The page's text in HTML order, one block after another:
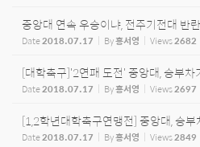
중앙대 연속 우승이냐, 전주기전대 반
Date2018.07.17 By홍서영 Views2682
[대학축구]'2연패 도전' 중앙대, 승부
Date2018.07.17 By홍서영 Views2697
[1,2학년대학축구연맹전] 중앙대, 승
Date2018.07.17 By홍서영 Views2849